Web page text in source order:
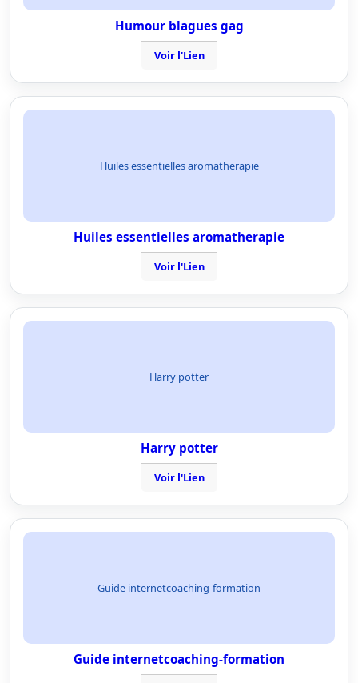
Humour blagues gag
Voir l'Lien
Huiles essentielles aromatherapie
Huiles essentielles aromatherapie
Voir l'Lien
Harry potter
Harry potter
Voir l'Lien
Guide internetcoaching-formation
Guide internetcoaching-formation